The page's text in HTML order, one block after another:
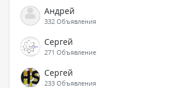
Андрей
332 Объявления
Сергей
271 Объявление
Сергей
233 Объявления